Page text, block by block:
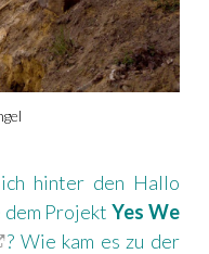
hinter den Hallo
dem ProjektYes We
? Wie kam es zu der